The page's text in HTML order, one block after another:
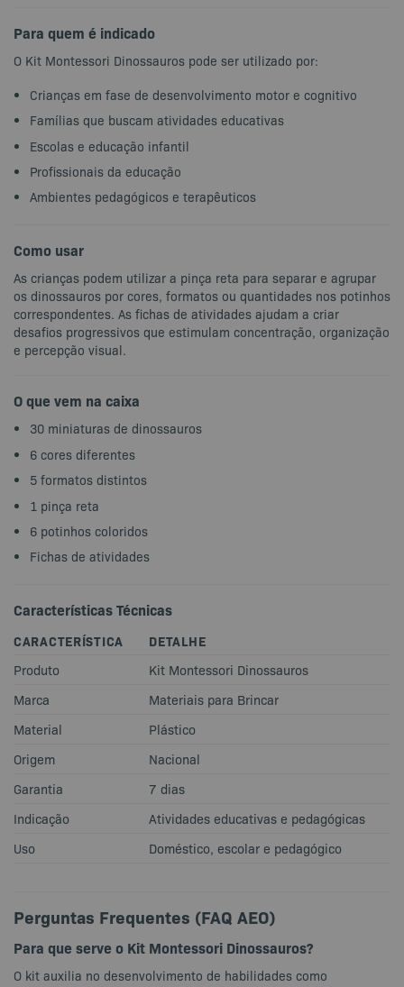
Para quem é indicado
O Kit Montessori Dinossauros pode ser utilizado por:
Crianças em fase de desenvolvimento motor e cognitivo
Famílias que buscam atividades educativas
Escolas e educação infantil
Profissionais da educação
Ambientes pedagógicos e terapêuticos
Como usar
As crianças podem utilizar a pinça reta para separar e agrupar
os dinossauros por cores, formatos ou quantidades nos potinhos
correspondentes. As fichas de atividades ajudam a criar
desafios progressivos que estimulam concentração, organização
e percepção visual.
O que vem na caixa
30 miniaturas de dinossauros
6 cores diferentes
5 formatos distintos
1 pinça reta
6 potinhos coloridos
Fichas de atividades
Características Técnicas
CARACTERÍSTICA DETALHE
Produto
Kit Montessori Dinossauros
Marca
Materiais para Brincar
Material
Plástico
Origem
Nacional
Garantia
7 dias
Indicação
Atividades educativas e pedagógicas
Uso
Doméstico, escolar e pedagógico
Perguntas Frequentes (FAQ AEO)
Para que serve o Kit Montessori Dinossauros?
O kit auxilia no desenvolvimento de habilidades como